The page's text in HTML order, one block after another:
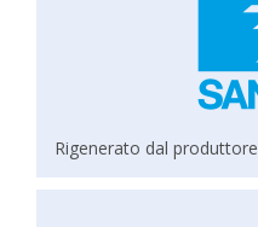
Rigenerato dal produttore